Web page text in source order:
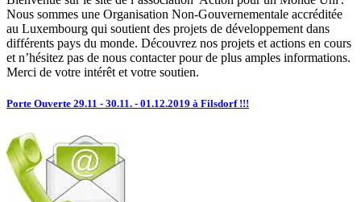
Nous sommes une Organisation Non-Gouvernementale accréditée
au Luxembourg qui soutient des projets de développement dans
différents pays du monde. Découvrez nos projets et actions en cours
et n’hésitez pas de nous contacter pour de plus amples informations.
Merci de votre intérêt et votre soutien.
Porte Ouverte 29.11 - 30.11. - 01.12.2019 à Filsdorf !!!